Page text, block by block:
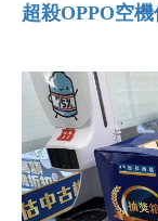
超殺OPPO空機